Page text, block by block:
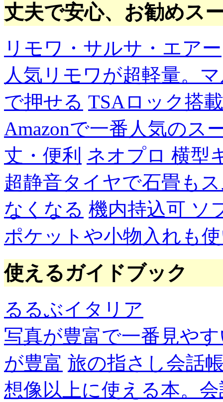
丈夫で安心、お勧めス
リモワ・サルサ・エアー
人気リモワが超軽量。
で押せる TSAロック搭
Amazonで一番人気のス
丈・便利 ネオプロ 横型
超静音タイヤで石畳も
なくなる 機内持込可 ソ
ポケットや小物入れも
使えるガイドブック
るるぶイタリア
写真が豊富で一番見や
が豊富 旅の指さし会話
想像以上に使える本。